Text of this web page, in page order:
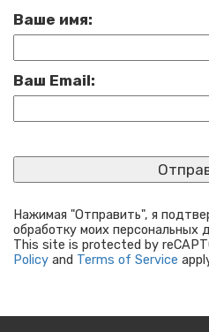
Ваше имя:
Ваш Email:
Нажимая "Отправить", я
обработку моих персональных
This site is protected by
Policy and Terms of Service